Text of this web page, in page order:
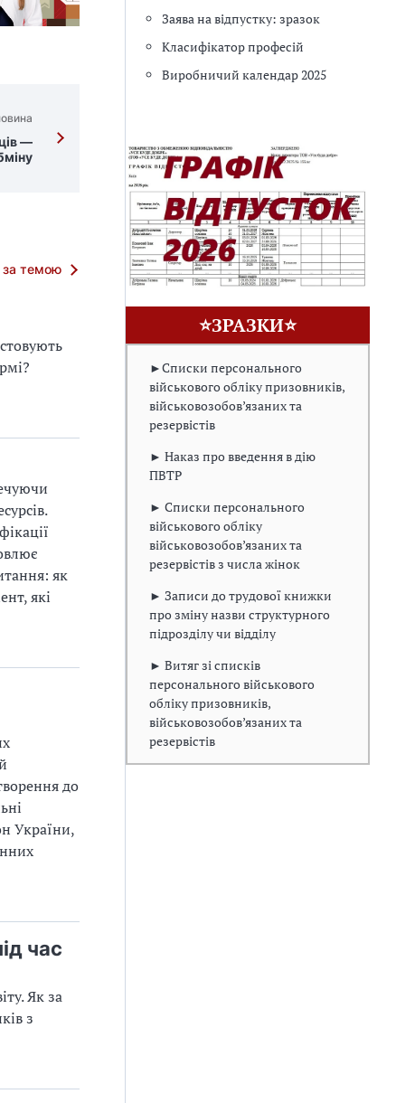
—
за темою
як
які
до
України,
час
Як за
з
Заява на відпустку: зразок
Класифікатор професій
Виробничий календар 2025
⭐ЗРАЗКИ⭐
►Списки персонального
військового обліку призовників,
військовозобов’язаних та
резервістів
► Наказ про введення в дію
ПВТР
► Списки персонального
військового обліку
військовозобов’язаних та
резервістів з числа жінок
► Записи до трудової книжки
про зміну назви структурного
підрозділу чи відділу
► Витяг зі списків
персонального військового
обліку призовників,
військовозобов’язаних та
резервістів